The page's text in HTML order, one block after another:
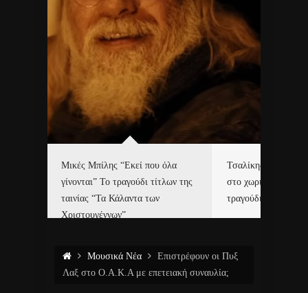
Μικές Μπίλης “Εκεί που όλα
γίνονται” Το τραγούδι τίτλων της
ταινίας “Τα Κάλαντα των
Χριστουγέννων”
Τσαλίκης,
στο χωριό του Άι
τραγούδι και video
Μουσικά Νέα
Επιστρέφουν οι Πυξ
Λαξ στο Ο.Α.Κ.Α με επετειακή συναυλία;